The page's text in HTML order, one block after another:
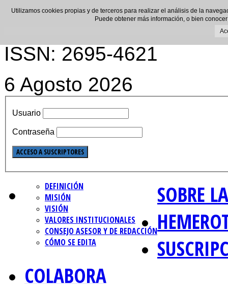
ISSN: 2695-4621
6 Agosto 2026
Usuario
Contraseña
SOBRE
DEFINICIÓN
MISIÓN
VISIÓN
VALORES INSTITUCIONALES
CONSEJO ASESOR Y DE REDACCIÓN
CÓMO SE EDITA
COLABORA
Utilizamos cookies propias y de terceros para realizar el análisis de la
Puede obtener más información, o bien